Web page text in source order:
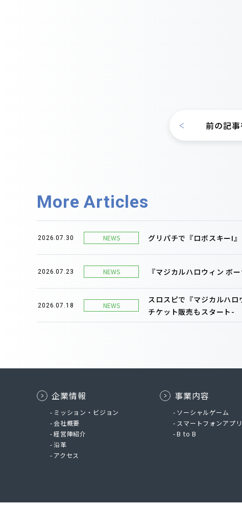
前の記事
More Articles
2026.07.30 NEWS グリパチで『ロボスキーI
2026.07.23 NEWS 『マジカルハロウィン ボ
2026.07.18 NEWS
スロスピで『マジカルハ
チケット販売もスタート-
企業情報
ミッション・ビジョン
会社概要
経営陣紹介
沿革
アクセス
事業内容
ソーシャルゲーム
スマートフォンアプリ
B to B